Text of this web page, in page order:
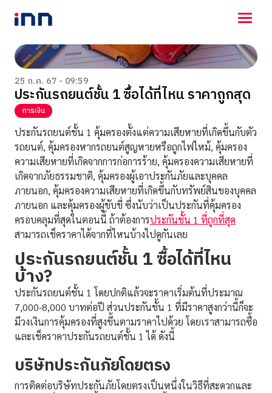
NEWS
ENTERTAINMENT
LIFESTYLE
HOROSCOPE
LOTTERY
VIDEO
ร่วมด้วยช่วยกัน
25 ก.ค. 67 - 09:59
ประกันรถยนต์ชั้น 1 ซื้อได้ที่ไหน ราคาถูกสุด
การเงิน
ประกันรถยนต์ชั้น 1 คุ้มครองตั้งแต่ความเสียหายที่เกิดขึ้นกับตัว
รถยนต์, คุ้มครองหากรถยนต์สูญหายหรือถูกไฟไหม้, คุ้มครอง
ความเสียหายที่เกิดจากการก่อการร้าย, คุ้มครองความเสียหายที่
เกิดจากภัยธรรมชาติ, คุ้มครองผู้เอาประกันภัยและบุคคล
ภายนอก, คุ้มครองความเสียหายที่เกิดขึ้นกับทรัพย์สินของบุคคล
ภายนอก และคุ้มครองผู้ขับขี่ ซึ่งนับว่าเป็นประกันที่คุ้มครอง
ครอบคลุมที่สุดในตอนนี้ ถ้าต้องการประกันชั้น 1 ที่ถูกที่สุด
สามารถเช็คราคาได้จากที่ไหนบ้างไปดูกันเลย
ประกันรถยนต์ชั้น 1 ซื้อได้ที่ไหน
บ้าง?
ประกันรถยนต์ชั้น 1 โดยปกติแล้วจะราคาเริ่มต้นที่ประมาณ
7,000-8,000 บาทต่อปี ส่วนประกันชั้น 1 ที่มีราคาสูงกว่านี้ก็จะ
มีวงเงินการคุ้มครองที่สูงขึ้นตามราคาไปด้วย โดยเราสามารถซื้อ
และเช็คราคาประกันรถยนต์ชั้น 1 ได้ ดังนี้
บริษัทประกันภัยโดยตรง
การติดต่อบริษัทประกันภัยโดยตรงเป็นหนึ่งในวิธีที่สะดวกและ